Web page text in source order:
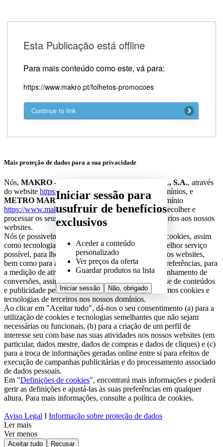
Esta Publicação está offline
Para mais conteúdo como este, vá para:
https://www.makro.pt/folhetos-promocoes
Continue to link
Iniciar sessão para
usufruir de benefícios
exclusivos
Aceder a conteúdo
personalizado
Ver preços da oferta
Guardar produtos na lista
Iniciar sessão Não, obrigado